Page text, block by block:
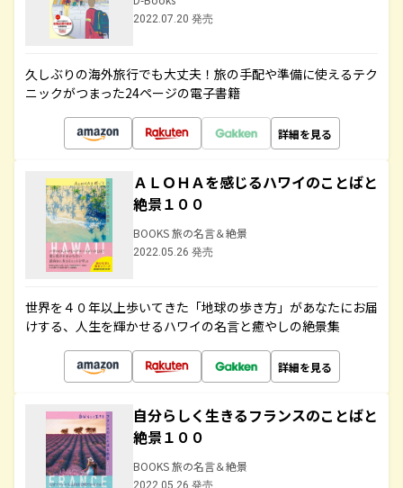
2022.07.20 発売
久しぶりの海外旅行でも大丈夫！旅の手配や準備に使えるテク
ニックがつまった24ページの電子書籍
詳細を見る
ＡＬＯＨＡを感じるハワイのことばと
絶景１００
BOOKS 旅の名言＆絶景
2022.05.26 発売
世界を４０年以上歩いてきた「地球の歩き方」があなたにお届
けする、人生を輝かせるハワイの名言と癒やしの絶景集
詳細を見る
自分らしく生きるフランスのことばと
絶景１００
BOOKS 旅の名言＆絶景
2022.05.26 発売